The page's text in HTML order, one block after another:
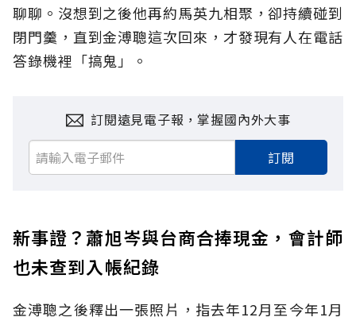
聊聊。沒想到之後他再約馬英九相聚，卻持續碰到
閉門羹，直到金溥聰這次回來，才發現有人在電話
答錄機裡「搞鬼」。
訂閱遠見電子報，掌握國內外大事
訂閱
新事證？蕭旭岑與台商合捧現金，會計師
也未查到入帳紀錄
金溥聰之後釋出一張照片，指去年12月至今年1月